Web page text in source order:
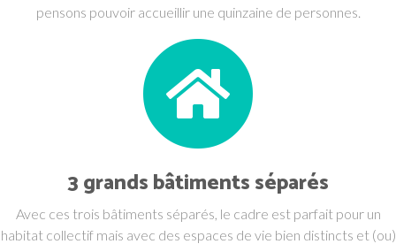
pensons pouvoir accueillir une quinzaine de personnes.
3 grands bâtiments séparés
Avec ces trois bâtiments séparés, le cadre est parfait pour un
habitat collectif mais avec des espaces de vie bien distincts et (ou)